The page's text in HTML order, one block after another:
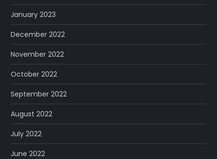
January 2023
December 2022
November 2022
October 2022
September 2022
August 2022
July 2022
June 2022